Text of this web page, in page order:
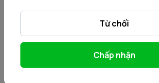
dùng tích trữ tiền với dự đoán là giá cả
điều này sẽ làm hại nền kinh tế, như kiểu
quen tiết kiệm và cứ thế xoáy xuống.
Việc giảm giá, nếu tồn tại, sẽ tạo ra một
đến giảm lợi nhuận, đóng cửa các nhà
Từ chối
Chấp nhận